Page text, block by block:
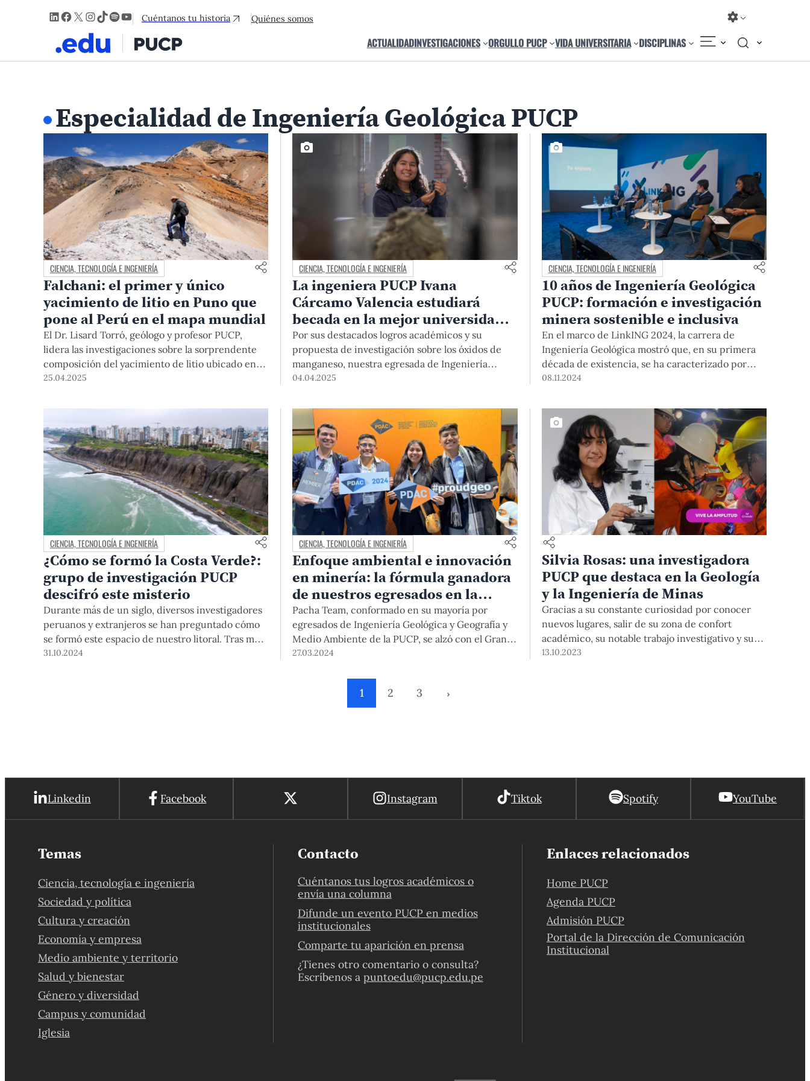
LinkedIn
Facebook
X Instagram
TikTok
Spotify
YouTube
Cuéntanos tu historia Quiénes somos
ACTUALIDADINVESTIGACIONES ORGULLO PUCP VIDA UNIVERSITARIA DISCIPLINAS
Especialidad de Ingeniería Geológica PUCP
CIENCIA, TECNOLOGÍA E INGENIERÍA
Falchani: el primer y único
yacimiento de litio en Puno que
pone al Perú en el mapa mundial
El Dr. Lisard Torró, geólogo y profesor PUCP,
lidera las investigaciones sobre la sorprendente
composición del yacimiento de litio ubicado en
Falchani, en las alturas de Puno, de características
estudio de litio, publicado en Scientific Report
del portafolio de Nature, proporciona
información crucial para su exploración en el
Perú de manera más eficaz y sostenible.
25.04.2025
CIENCIA, TECNOLOGÍA E INGENIERÍA
La ingeniera PUCP Ivana
Cárcamo Valencia estudiará
becada en la mejor universidad
del mundo en Geología: ETH
Zúrich
Por sus destacados logros académicos y su
propuesta de investigación sobre los óxidos de
manganeso, nuestra egresada de Ingeniería
Geológica ganó la beca en la Maestría en Ciencias
primera peruana en lograrlo. Ivana cuenta que no
lo hubiera conseguido sin la formación de perfil
internacional y con enfoque de género que
recibió en la PUCP, y el apoyo de sus profesores.
04.04.2025
CIENCIA, TECNOLOGÍA E INGENIERÍA
10 años de Ingeniería Geológica
PUCP: formación e investigación
minera sostenible e inclusiva
En el marco de LinkING 2024, la carrera de
Ingeniería Geológica mostró que, en su primera
década de existencia, se ha caracterizado por
brindar una sólida formación teórica y práctica
responsabilidad social, una investigación que
empieza en pregrado y un fuerte componente en
internacionalización. También tuvo las
conferencias de destacados egresados, docentes,
personalidades del sector, y de la fundadora y
directora de la carrera Dra. Silvia Rosas.
08.11.2024
CIENCIA, TECNOLOGÍA E INGENIERÍA
¿Cómo se formó la Costa Verde?:
grupo de investigación PUCP
descifró este misterio
Durante más de un siglo, diversos investigadores
peruanos y extranjeros se han preguntado cómo
se formó este espacio de nuestro litoral. Tras más
de 8 años de trabajo, el Grupo de investigación en
31.10.2024
CIENCIA, TECNOLOGÍA E INGENIERÍA
Enfoque ambiental e innovación
en minería: la fórmula ganadora
de nuestros egresados en la
competencia internacional
Frank Arnott
Pacha Team, conformado en su mayoría por
egresados de Ingeniería Geológica y Geografía y
Medio Ambiente de la PUCP, se alzó con el Grand
Prize del Frank Arnott – Next Generation
interpretar datos para hallar zonas que
potencialmente contienen minerales.
27.03.2024
Silvia Rosas: una investigadora
PUCP que destaca en la Geología
y la Ingeniería de Minas
Gracias a su constante curiosidad por conocer
nuevos lugares, salir de su zona de confort
académico, su notable trabajo investigativo y su
experiencia nacional e internacional, la directora
13.10.2023
1 2 3 ›
Linkedin Facebook Instagram Tiktok Spotify YouTube
Temas
Ciencia, tecnología e ingeniería
Sociedad y política
Cultura y creación
Economía y empresa
Medio ambiente y territorio
Salud y bienestar
Género y diversidad
Campus y comunidad
Iglesia
Contacto
Cuéntanos tus logros académicos o
envía una columna
Difunde un evento PUCP en medios
institucionales
Comparte tu aparición en prensa
¿Tienes otro comentario o consulta?
Escríbenos a puntoedu@pucp.edu.pe
Enlaces relacionados
Home PUCP
Agenda PUCP
Admisión PUCP
Portal de la Dirección de Comunicación
Institucional